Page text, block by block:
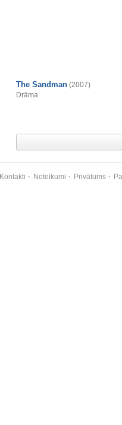
The Sandman (2007)
Drāma
Kontakti Noteikumi Privātums